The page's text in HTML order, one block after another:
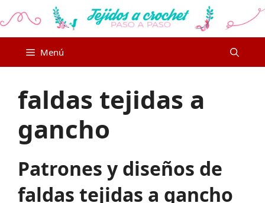
al
Menú
faldas tejidas a
gancho
Patrones y diseños de
faldas tejidas a gancho